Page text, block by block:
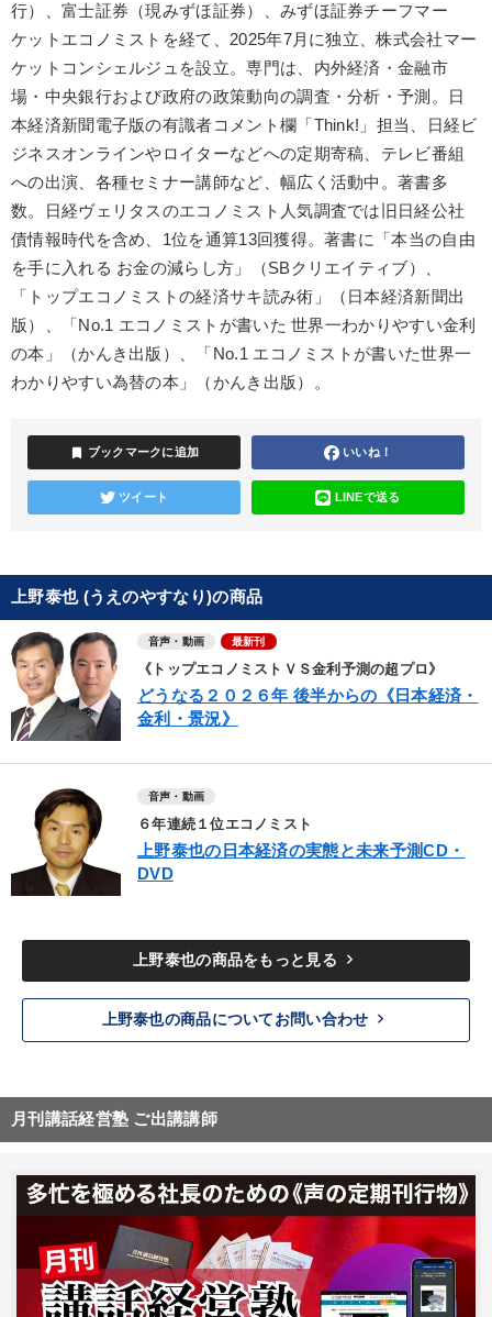
行）、富士証券（現みずほ証券）、みずほ証券チーフマー
ケットエコノミストを経て、2025年7月に独立、株式会社マー
ケットコンシェルジュを設立。専門は、内外経済・金融市
場・中央銀行および政府の政策動向の調査・分析・予測。日
本経済新聞電子版の有識者コメント欄「Think!」担当、日経ビ
ジネスオンラインやロイターなどへの定期寄稿、テレビ番組
への出演、各種セミナー講師など、幅広く活動中。著書多
数。日経ヴェリタスのエコノミスト人気調査では旧日経公社
債情報時代を含め、1位を通算13回獲得。著書に「本当の自由
を手に入れる お金の減らし方」（SBクリエイティブ）、
「トップエコノミストの経済サキ読み術」（日本経済新聞出
版）、「No.1 エコノミストが書いた 世界一わかりやすい金利
の本」（かんき出版）、「No.1 エコノミストが書いた世界一
わかりやすい為替の本」（かんき出版）。
bookmark ブックマークに追加 いいね！
ツイート LINEで送る
上野泰也 (うえのやすなり)の商品
音声・動画 最新刊
《トップエコノミストＶＳ金利予測の超プロ》
どうなる２０２６年 後半からの《日本経済・
金利・景況》
音声・動画
６年連続１位エコノミスト
上野泰也の日本経済の実態と未来予測CD・
DVD
上野泰也の商品をもっと見る keyboard_arrow_right
上野泰也の商品についてお問い合わせ keyboard_arrow_right
月刊講話経営塾 ご出講講師